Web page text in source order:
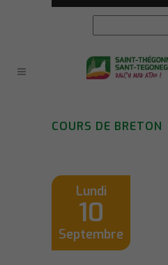
COURS DE BRETON
Lundi
10
Septembre